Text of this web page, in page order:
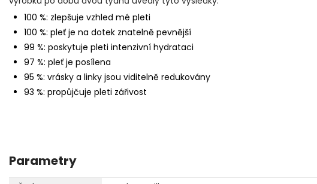
100 %: zlepšuje vzhled mé pleti
100 %: pleť je na dotek znatelně pevnější
99 %: poskytuje pleti intenzivní hydrataci
97 %: pleť je posílena
95 %: vrásky a linky jsou viditelně redukovány
93 %: propůjčuje pleti zářivost
Parametry